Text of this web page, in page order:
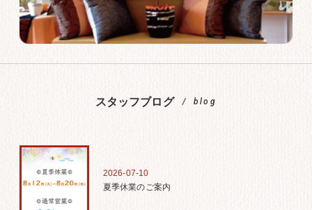
スタッフブログ blog
2026-07-10
夏季休業のご案内